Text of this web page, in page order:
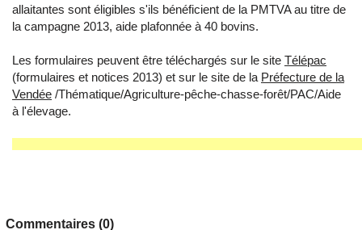
allaitantes sont éligibles s'ils bénéficient de la PMTVA au titre de
la campagne 2013, aide plafonnée à 40 bovins.
Les formulaires peuvent être téléchargés sur le site Télépac
(formulaires et notices 2013) et sur le site de la Préfecture de la
Vendée /Thématique/Agriculture-pêche-chasse-forêt/PAC/Aide
à l'élevage.
Commentaires (0)